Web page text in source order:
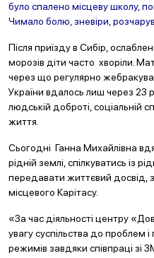
було спалено місцеву школу,
Чимало болю, зневіри,
Після приїзду в Сибір,
морозів діти часто хворіли.
через що регулярно
України вдалось лиш через 23
людській доброті, соціальній
життя.
Сьогодні Ганна Михайлівна
рідній землі, спілкуватись із
передавати життєвий досвід,
місцевого Карітасу.
«За час діяльності центру
увагу суспільства до проблем
режимів завдяки співпраці зі